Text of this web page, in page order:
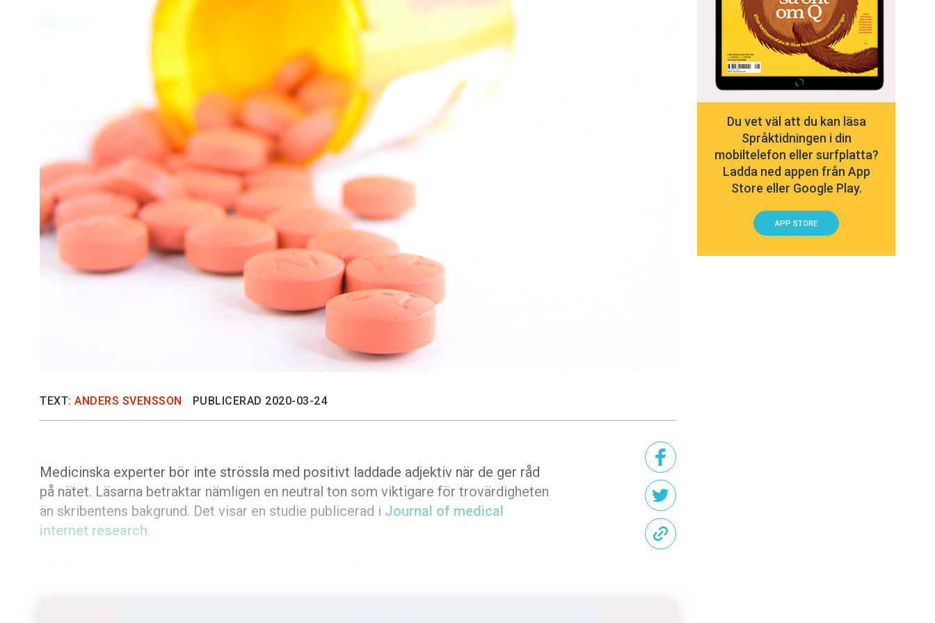
Podden
Anmäl till språkpolisen
Föreslå nyord
Annonsera
Prenumerera
Läs Språktidningen digitalt
Press
TEXT: ANDERS SVENSSON PUBLICERAD 2020-03-24
Medicinska experter bör inte strössla med positivt laddade adjektiv när de ger råd
på nätet. Läsarna betraktar nämligen en neutral ton som viktigare för trovärdigheten
än skribentens bakgrund. Det visar en studie publicerad i Journal of medical
internet research.
Du vet väl att du kan läsa
Språktidningen i din
mobiltelefon eller surfplatta?
Ladda ned appen från App
Store eller Google Play.
APP STORE